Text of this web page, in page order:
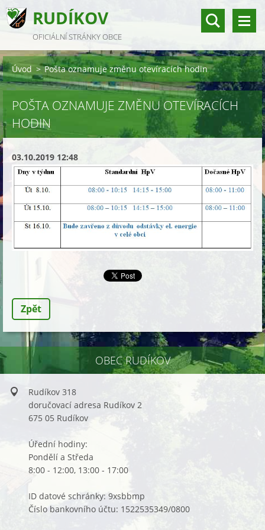
RUDÍKOV
OFICIÁLNÍ STRÁNKY OBCE
Úvod > Pošta oznamuje změnu otevíracích hodin
POŠTA OZNAMUJE ZMĚNU OTEVÍRACÍCH
HODIN
03.10.2019 12:48
Zpět
OBEC RUDÍKOV
Rudíkov 318
doručovací adresa Rudíkov 2
675 05 Rudíkov
Úřední hodiny:
Pondělí a Středa
8:00 - 12:00, 13:00 - 17:00
ID datové schránky: 9xsbbmp
Číslo bankovního účtu: 1522535349/0800